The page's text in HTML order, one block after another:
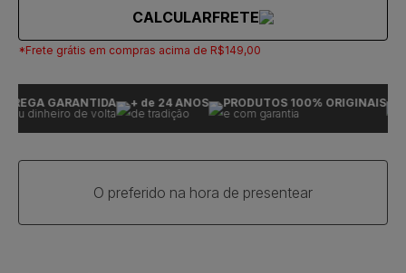
CALCULARFRETE
*Frete grátis em compras acima de R$149,00
GARANTIDA
dinheiro de volta
+ de 24 ANOS
de tradição
PRODUTOS 100% ORIGINAIS
e com garantia
O preferido na hora de presentear